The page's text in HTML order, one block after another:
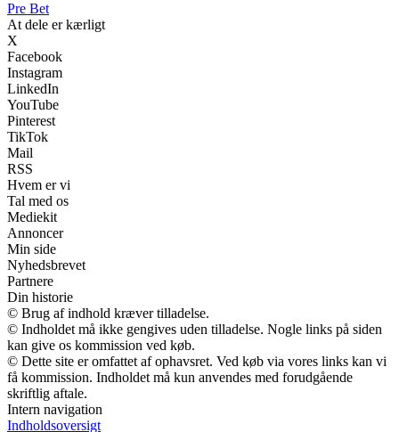
Pre Bet
At dele er kærligt
X
Facebook
Instagram
LinkedIn
YouTube
Pinterest
TikTok
Mail
RSS
Hvem er vi
Tal med os
Mediekit
Annoncer
Min side
Nyhedsbrevet
Partnere
Din historie
© Brug af indhold kræver tilladelse.
© Indholdet må ikke gengives uden tilladelse. Nogle links på siden
kan give os kommission ved køb.
© Dette site er omfattet af ophavsret. Ved køb via vores links kan vi
få kommission. Indholdet må kun anvendes med forudgående
skriftlig aftale.
Intern navigation
Indholdsoversigt